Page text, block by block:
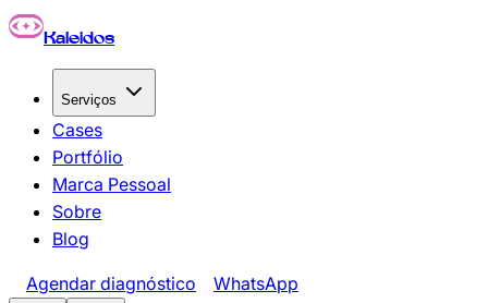
Pular para o conteúdo principal
Kaleidos
Serviços
Cases
Portfólio
Marca Pessoal
Sobre
Blog
Agendar diagnóstico WhatsApp